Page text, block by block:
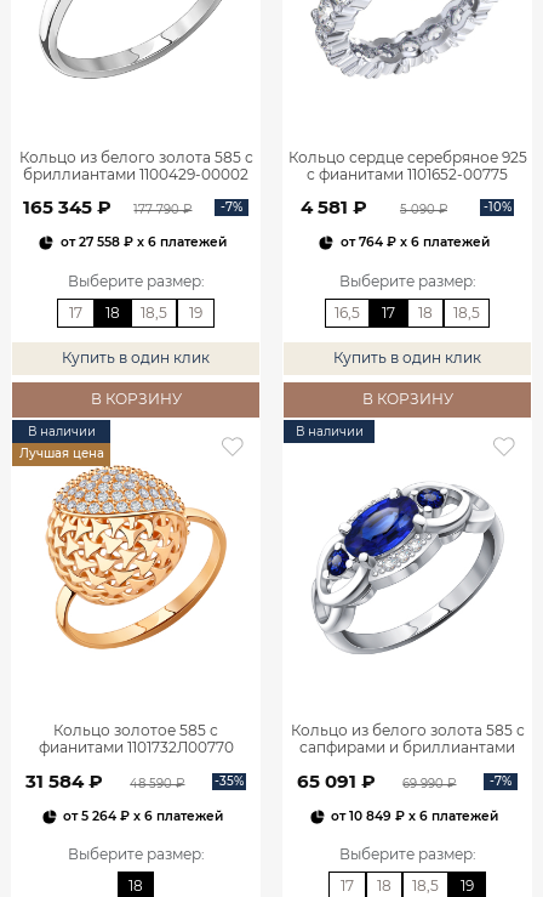
Кольцо из белого золота 585 с
бриллиантами 1100429-00002
165 345 ₽ 177 790 ₽ -7%
от27 558 ₽x 6 платежей
Выберите размер:
17
18 18,5 19
Купить в один клик
В КОРЗИНУ
Кольцо сердце серебряное 925
с фианитами 1101652-00775
4 581 ₽ 5 090 ₽ -10%
от764 ₽x 6 платежей
Выберите размер:
16,5
17 18 18,5
Купить в один клик
В КОРЗИНУ
В наличии
Лучшая цена
Кольцо золотое 585 с
фианитами 1101732Л00770
31 584 ₽ 48 590 ₽ -35%
от5 264 ₽ x 6 платежей
Выберите размер:
18
В наличии
Кольцо из белого золота 585 с
сапфирами и бриллиантами
65 091 ₽ 69 990 ₽ -7%
от10 849 ₽ x 6 платежей
Выберите размер:
17
18 18,5 19